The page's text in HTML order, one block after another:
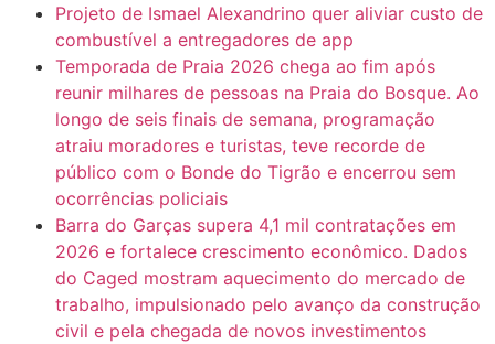
Projeto de Ismael Alexandrino quer aliviar custo de
combustível a entregadores de app
Temporada de Praia 2026 chega ao fim após
reunir milhares de pessoas na Praia do Bosque. Ao
longo de seis finais de semana, programação
atraiu moradores e turistas, teve recorde de
público com o Bonde do Tigrão e encerrou sem
ocorrências policiais
Barra do Garças supera 4,1 mil contratações em
2026 e fortalece crescimento econômico. Dados
do Caged mostram aquecimento do mercado de
trabalho, impulsionado pelo avanço da construção
civil e pela chegada de novos investimentos